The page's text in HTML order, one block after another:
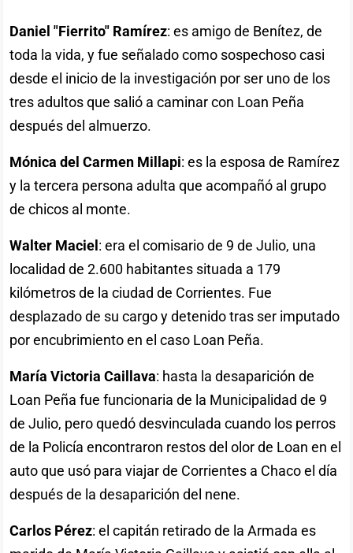
Daniel "Fierrito" Ramírez: es amigo de Benítez, de
toda la vida, y fue señalado como sospechoso casi
desde el inicio de la investigación por ser uno de los
tres adultos que salió a caminar con Loan Peña
después del almuerzo.
Mónica del Carmen Millapi: es la esposa de Ramírez
y la tercera persona adulta que acompañó al grupo
de chicos al monte.
Walter Maciel: era el comisario de 9 de Julio, una
localidad de 2.600 habitantes situada a 179
kilómetros de la ciudad de Corrientes. Fue
desplazado de su cargo y detenido tras ser imputado
por encubrimiento en el caso Loan Peña.
María Victoria Caillava: hasta la desaparición de
Loan Peña fue funcionaria de la Municipalidad de 9
de Julio, pero quedó desvinculada cuando los perros
de la Policía encontraron restos del olor de Loan en el
auto que usó para viajar de Corrientes a Chaco el día
después de la desaparición del nene.
Carlos Pérez: el capitán retirado de la Armada es